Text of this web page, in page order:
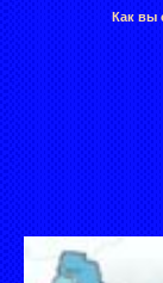
Как вы